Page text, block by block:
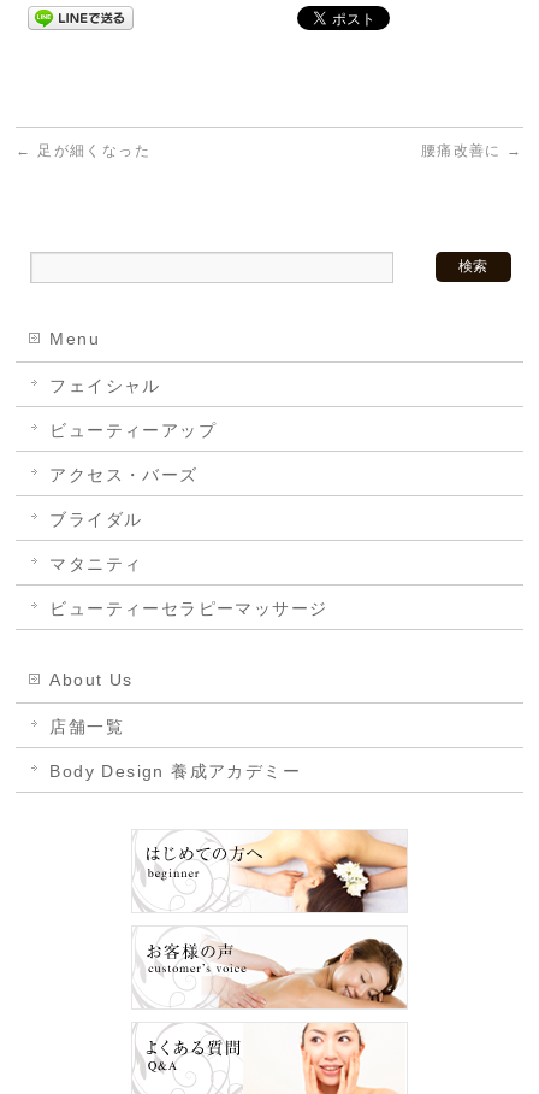
← 足が細くなった 腰痛改善に →
Menu
フェイシャル
ビューティーアップ
アクセス・バーズ
ブライダル
マタニティ
ビューティーセラピーマッサージ
About Us
店舗一覧
Body Design 養成アカデミー